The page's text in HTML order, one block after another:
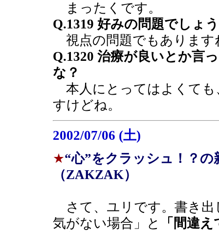
まったくです。
Q.1319 好みの問題でしょ
視点の問題でもあります
Q.1320 治療が良いとか言
な？
本人にとってはよくても
すけどね。
2002/07/06 (土)
★“心”をクラッシュ！？
（ZAKZAK）
さて、ユリです。書き出
気がない場合」と
「間違